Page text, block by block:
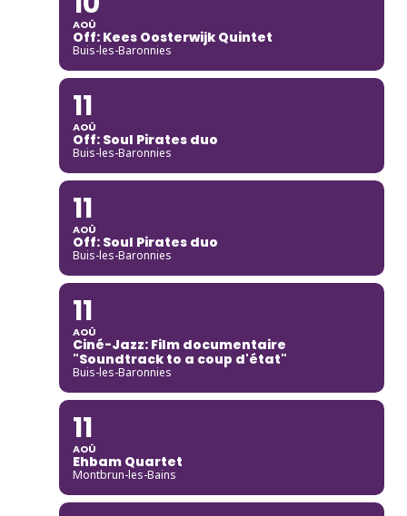
AOÛ
Off: Kees Oosterwijk Quintet
Buis-les-Baronnies
11
AOÛ
Off: Soul Pirates duo
Buis-les-Baronnies
11
AOÛ
Off: Soul Pirates duo
Buis-les-Baronnies
11
AOÛ
Ciné-Jazz: Film documentaire
"Soundtrack to a coup d'état"
Buis-les-Baronnies
11
AOÛ
Ehbam Quartet
Montbrun-les-Bains